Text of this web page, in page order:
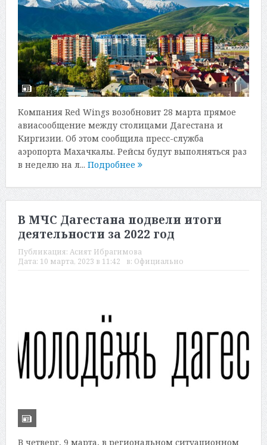
Компания Red Wings возобновит 28 марта прямое
авиасообщение между столицами Дагестана и
Киргизии. Об этом сообщила пресс-служба
аэропорта Махачкалы. Рейсы будут выполняться раз
в неделю на л... Подробнее
В МЧС Дагестана подвели итоги
деятельности за 2022 год
Публикация: Асият Ибрагимова
Дата: 10 марта, 2023 в 11:42 в: Официально
В четверг, 9 марта, в региональном ситуационном